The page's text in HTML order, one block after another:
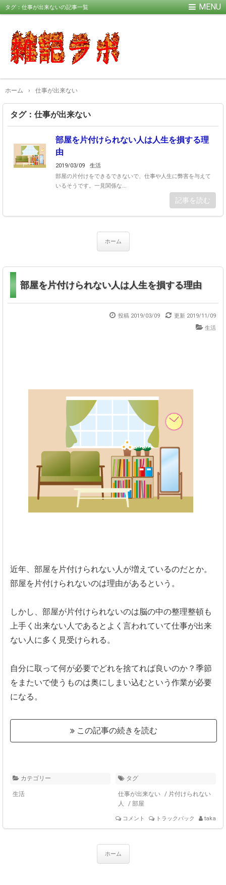
タグ：仕事が出来ないの記事一覧
ホーム › 仕事が出来ない
タグ：仕事が出来ない
部屋を片付けられない人は人生を損する理
由
2019/03/09
生活
部屋の片付けをできるできないで、仕事や人生に弊害を与えて
いるそうです。一見関係な...
記事を読む
ホーム
部屋を片付けられない人は人生を損する理由
投稿 2019/03/09 更新 2019/11/09
生活
近年、部屋を片付けられない人が増えているのだとか。
部屋を片付けられないのは理由があるという。
しかし、 部屋が片付けられないのは脳の中の整理整頓も
上手く出来ない人であるとよく言われていて仕事が出来
ない人に多く見受けられる。
自分に取って何が必要でどれを捨てれば良いのか？ 季節
をまたいで使うものは奥にしまい込むという作業が必要
になる 。
この記事の続きを読む
カテゴリー
生活
タグ
仕事が出来ない / 片付けられない
人
/ 部屋
コメント トラックバック taka
ホーム